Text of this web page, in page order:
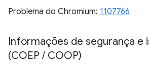
Problema do Chromium: 1107766
Informações de segurança e
(COEP / COOP)